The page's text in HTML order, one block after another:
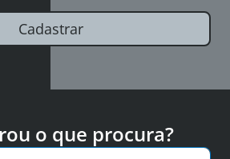
Cadastrar
o que procura?